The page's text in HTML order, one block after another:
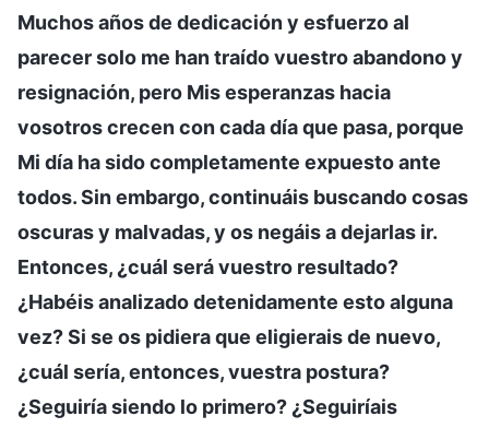
Muchos años de dedicación y esfuerzo al
parecer solo me han traído vuestro abandono y
resignación, pero Mis esperanzas hacia
vosotros crecen con cada día que pasa, porque
Mi día ha sido completamente expuesto ante
todos. Sin embargo, continuáis buscando cosas
oscuras y malvadas, y os negáis a dejarlas ir.
Entonces, ¿cuál será vuestro resultado?
¿Habéis analizado detenidamente esto alguna
vez? Si se os pidiera que eligierais de nuevo,
¿cuál sería, entonces, vuestra postura?
¿Seguiría siendo lo primero? ¿Seguiríais